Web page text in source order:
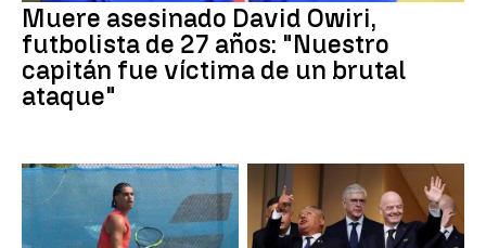
Muere asesinado David Owiri,
futbolista de 27 años: "Nuestro
capitán fue víctima de un brutal
ataque"